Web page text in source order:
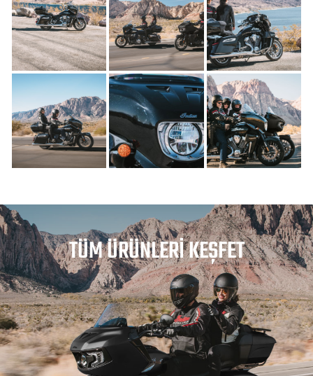
TÜM ÜRÜNLERI KEŞFET